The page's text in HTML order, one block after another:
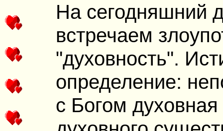
На сегодняшний
встречаем
"духовность".
определение:
с Богом